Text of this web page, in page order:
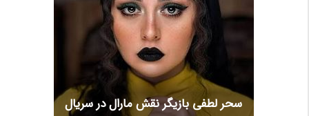
سحر لطفی بازیگر نقش مارال در سریال